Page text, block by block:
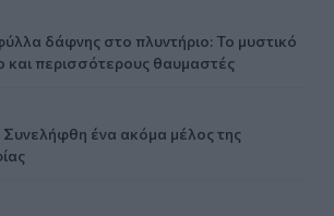
δάφνης στο πλυντήριο: Το μυστικό
και περισσότερους θαυμαστές
ένα ακόμα μέλος της